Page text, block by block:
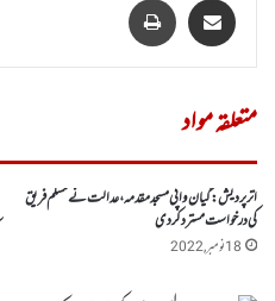
متعلقہ مواد
اترپردیش:گیان واپی مسجد مقدمہ، عدالت نے مسلم فریق
کی درخواست مسترد کردی
18 نومبر, 2022